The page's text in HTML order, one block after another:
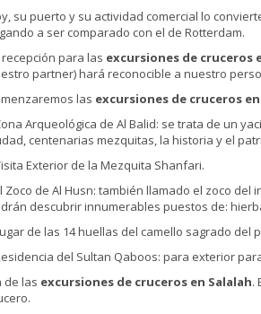
su puerto y su actividad comercial lo
a ser comparado con el de Rotterdam.
recepción para las excursiones de cruceros
partner) hará reconocible a nuestro
las excursiones de cruceros
Arqueológica de Al Balid: se trata de un
centenarias mezquitas, la historia y el
Exterior de la Mezquita Shanfari.
Zoco de Al Husn: también llamado el zoco
descubrir innumerables puestos de:
de las 14 huellas del camello sagrado del
del Sultan Qaboos: para exterior
de las excursiones de cruceros en Salalah.